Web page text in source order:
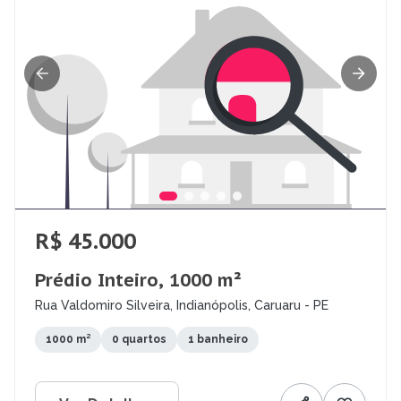
R$ 45.000
Prédio Inteiro, 1000 m²
Rua Valdomiro Silveira, Indianópolis, Caruaru - PE
1000 m² 0 quartos 1 banheiro